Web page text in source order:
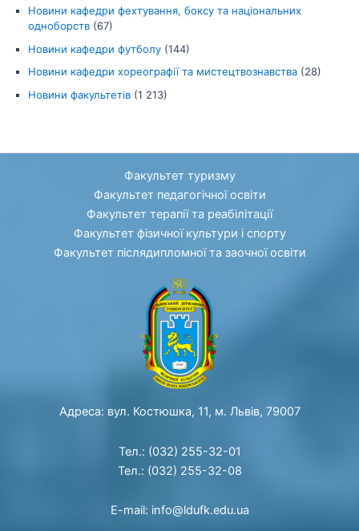
Новини кафедри фехтування, боксу та національних
одноборств (67)
Новини кафедри футболу (144)
Новини кафедри хореографії та мистецтвознавства (28)
Новини факультетів (1 213)
Факультет туризму
Факультет педагогічної освіти
Факультет терапії та реабілітації
Факультет фізичної культури і спорту
Факультет післядипломної та заочної освіти
Адреса: вул. Костюшка, 11, м. Львів, 79007
Тел.: (032) 255-32-01
Тел.: (032) 255-32-08
E-mail: info@ldufk.edu.ua